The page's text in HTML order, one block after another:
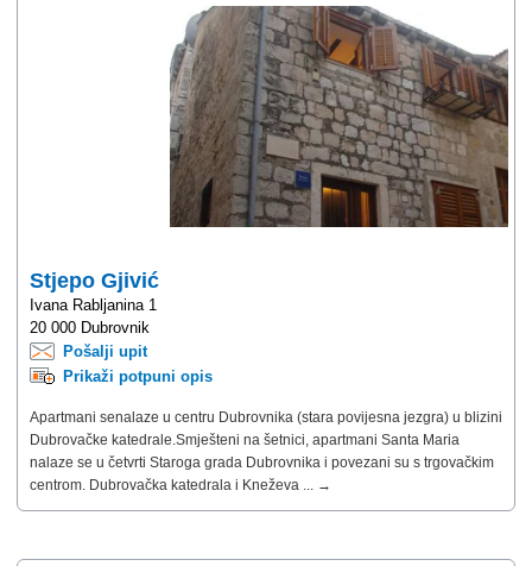
Stjepo Gjivić
Ivana Rabljanina 1
20 000 Dubrovnik
Pošalji upit
Prikaži potpuni opis
Apartmani senalaze u centru Dubrovnika (stara povijesna jezgra) u blizini
Dubrovačke katedrale.Smješteni na šetnici, apartmani Santa Maria
nalaze se u četvrti Staroga grada Dubrovnika i povezani su s trgovačkim
centrom. Dubrovačka katedrala i Kneževa ... →